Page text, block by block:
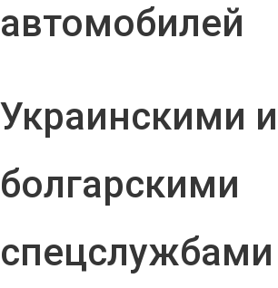
автомобилей
Украинскими и
болгарскими
спецслужбами